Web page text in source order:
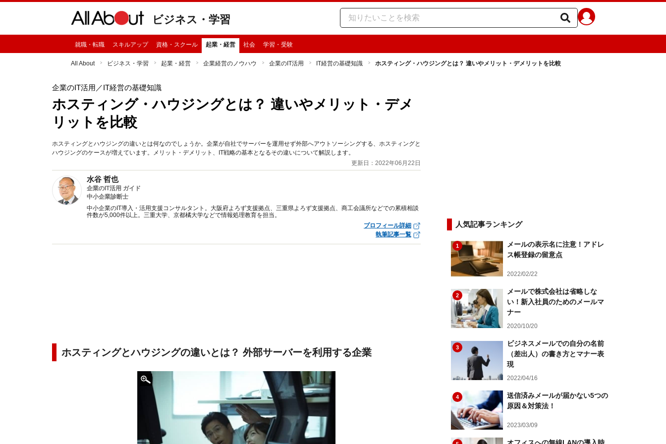
ビジネス・学習
就職・転職 スキルアップ 資格・スクール 起業・経営 社会 学習・受験
All About ビジネス・学習 起業・経営 企業経営のノウハウ 企業のIT活用 IT経営の基礎知識 ホスティング・ハウジングとは？ 違いやメリット・デメリットを比較
企業のIT活用 ／IT経営の基礎知識
ホスティング・ハウジングとは？ 違いやメリット・デメ
リットを比較
ホスティングとハウジングの違いとは何なのでしょうか。企業が自社でサーバーを運用せず外部へアウトソーシングする、ホスティングと
ハウジングのケースが増えています。メリット・デメリット、IT戦略の基本となるその違いについて解説します。
更新日：2022年06月22日
水谷 哲也
企業のIT活用 ガイド
中小企業診断士
中小企業のIT導入・活用支援コンサルタント。大阪府よろず支援拠点、三重県よろず支援拠点、商工会議所などでの累積相談
件数が5,000件以上。三重大学、京都橘大学などで情報処理教育を担当。
プロフィール詳細
執筆記事一覧
ホスティングとハウジングの違いとは？ 外部サーバーを利用する企業
人気記事ランキング
1
メールの表示名に注意！アドレ
ス帳登録の留意点
2022/02/22
2
メールで株式会社は省略しな
い！新入社員のためのメールマ
ナー
2020/10/20
3
ビジネスメールでの自分の名前
（差出人）の書き方とマナー表
現
2022/04/16
4
送信済みメールが届かない5つの
原因＆対策法！
2023/03/09